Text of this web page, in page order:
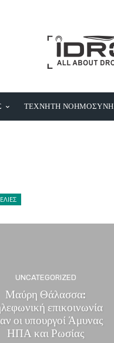
ΤΕΧΝΗΤΗ ΝΟΗΜΟΣΥΝΗ
UNCATEGORIZED
Μαύρη Θάλασσα:
επικοινωνία
οι υπουργοί Άμυνας
ΗΠΑ και Ρωσίας